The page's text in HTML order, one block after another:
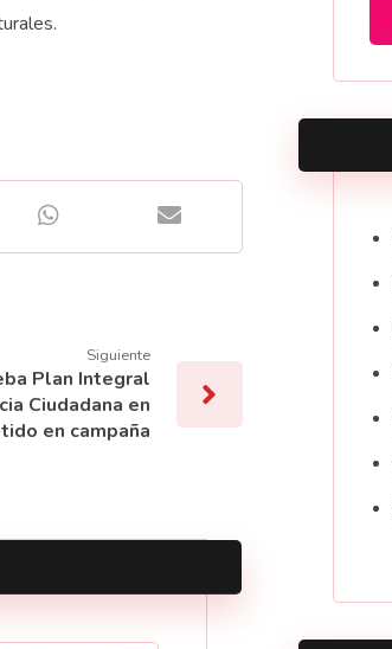
Siguiente
Plan Integral
Ciudadana en
en campaña